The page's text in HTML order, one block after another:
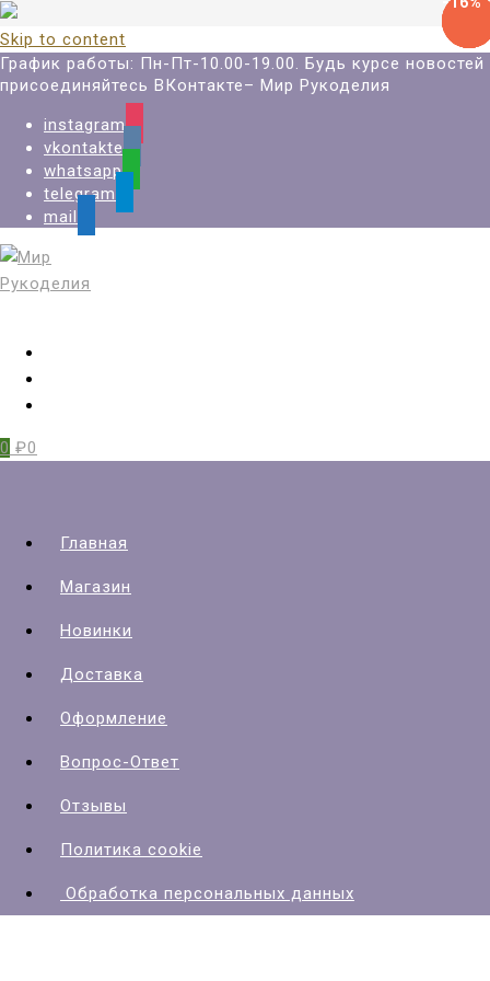
Skip to content
График работы: Пн-Пт-10.00-19.00. Будь курсе новостей
присоединяйтесь ВКонтакте– Мир Рукоделия
instagram
vkontakte
whatsapp
telegram
mail
0 ₽0
Главная
Магазин
Новинки
Доставка
Оформление
Вопрос-Ответ
Отзывы
Политика cookie
Обработка персональных данных